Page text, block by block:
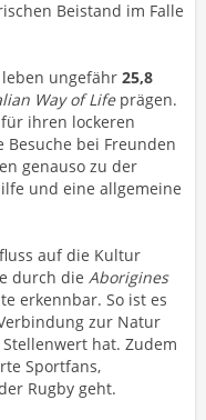
Beistand im Falle
leben ungefähr 25,8
Way of Lifeprägen.
ihren lockeren
Besuche bei Freunden
genauso zu der
und eine allgemeine
auf die Kultur
durch die Aborigines
erkennbar. So ist es
zur Natur
hat. Zudem
Sportfans,
Rugby geht.